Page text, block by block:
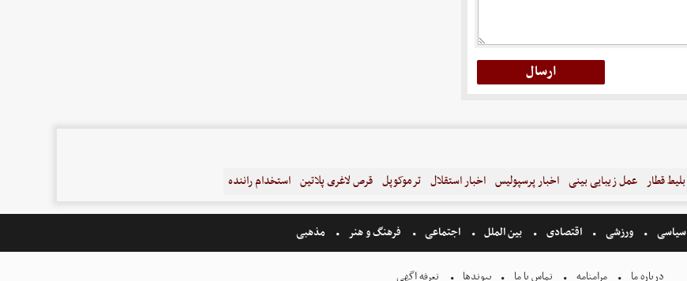
بلیط قطار عمل زیبایی بینی اخبار پرسپولیس اخبار استقلال ترموکوپل قرص لاغری پلاتین استخدام راننده
سیاسی ورزشی اقتصادی بین الملل اجتماعی فرهنگ و هنر مذهبی
درباره ما مرامنامه تماس با ما پیوندها تعرفه اگهی